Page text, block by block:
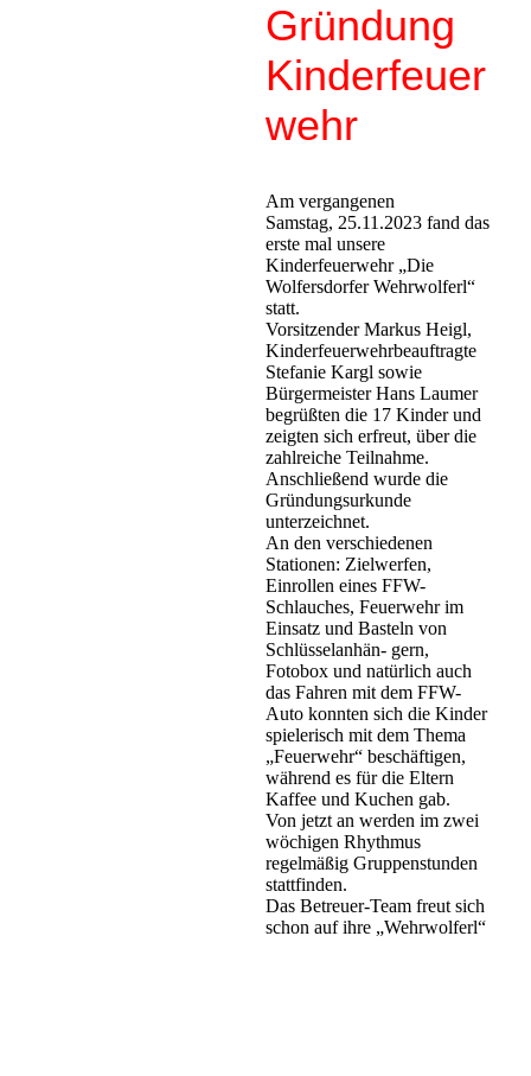
Gründung
Kinderfeuer
wehr
Am vergangenen
Samstag, 25.11.2023 fand das
erste mal unsere
Kinderfeuerwehr „Die
Wolfersdorfer Wehrwolferl“
statt.
Vorsitzender Markus Heigl,
Kinderfeuerwehrbeauftragte
Stefanie Kargl sowie
Bürgermeister Hans Laumer
begrüßten die 17 Kinder und
zeigten sich erfreut, über die
zahlreiche Teilnahme.
Anschließend wurde die
Gründungsurkunde
unterzeichnet.
An den verschiedenen
Stationen: Zielwerfen,
Einrollen eines FFW-
Schlauches, Feuerwehr im
Einsatz und Basteln von
Schlüsselanhän- gern,
Fotobox und natürlich auch
das Fahren mit dem FFW-
Auto konnten sich die Kinder
spielerisch mit dem Thema
„Feuerwehr“ beschäftigen,
während es für die Eltern
Kaffee und Kuchen gab.
Von jetzt an werden im zwei
wöchigen Rhythmus
regelmäßig Gruppenstunden
stattfinden.
Das Betreuer-Team freut sich
schon auf ihre „Wehrwolferl“